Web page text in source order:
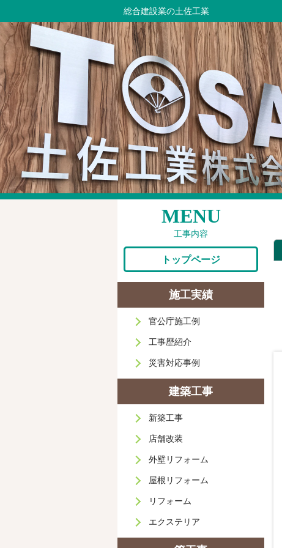
総合建設業の土佐工業
MENU
工事内容
トップページ
施工実績
官公庁施工例
工事歴紹介
災害対応事例
建築工事
新築工事
店舗改装
外壁リフォーム
屋根リフォーム
リフォーム
エクステリア